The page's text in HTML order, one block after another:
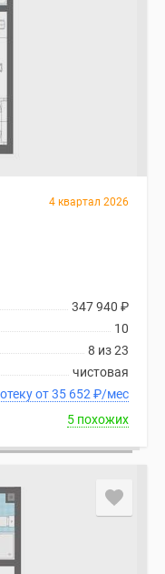
4 квартал 2026
347 940 ₽
10
8 из 23
чистовая
В ипотеку от 35 652 ₽/мес
5 похожих